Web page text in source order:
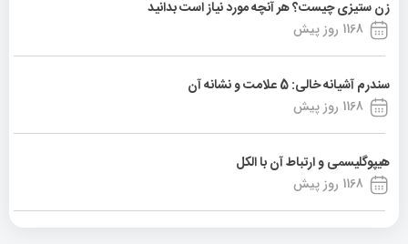
زن ستیزی چیست؟ هر آنچه مورد نیاز است بدانید
1168 روز پیش
سندرم آشیانه خالی: 5 علامت و نشانه آن
1168 روز پیش
هیپوگلیسمی و ارتباط آن با الکل
1168 روز پیش